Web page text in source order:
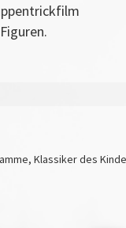
Klassiker des